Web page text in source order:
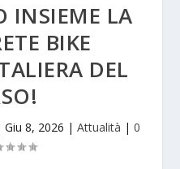
INSIEME LA
BIKE
DEL
Giu 8, 2026 | Attualità | 0